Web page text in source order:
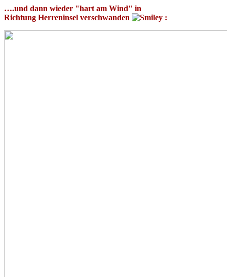
….und dann wieder "hart am Wind" in
Richtung Herreninsel verschwanden
: